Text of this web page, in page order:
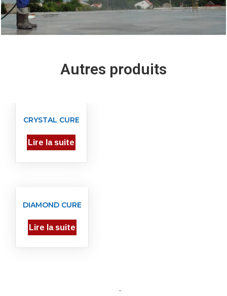
Autres produits
CRYSTAL CURE
Lire la suite
DIAMOND CURE
Lire la suite
-